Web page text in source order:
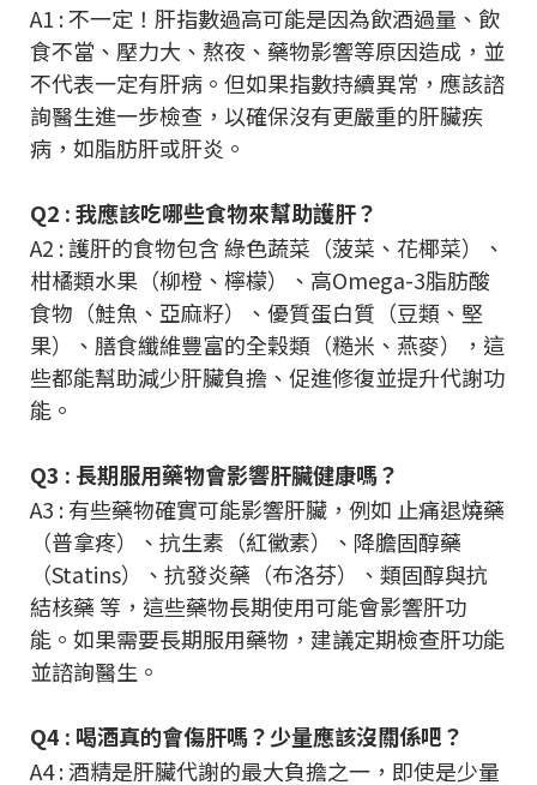
A1 : 不一定！肝指數過高可能是因為飲酒過量、飲
食不當、壓力大、熬夜、藥物影響等原因造成，並
不代表一定有肝病。但如果指數持續異常，應該諮
詢醫生進一步檢查，以確保沒有更嚴重的肝臟疾
病，如脂肪肝或肝炎。
Q2 : 我應該吃哪些食物來幫助護肝？
A2 : 護肝的食物包含 綠色蔬菜（菠菜、花椰菜）、
柑橘類水果（柳橙、檸檬）、高Omega-3脂肪酸
食物（鮭魚、亞麻籽）、優質蛋白質（豆類、堅
果）、膳食纖維豐富的全穀類（糙米、燕麥），這
些都能幫助減少肝臟負擔、促進修復並提升代謝功
能。
Q3 : 長期服用藥物會影響肝臟健康嗎？
A3 : 有些藥物確實可能影響肝臟，例如 止痛退燒藥
（普拿疼）、抗生素（紅黴素）、降膽固醇藥
（Statins）、抗發炎藥（布洛芬）、類固醇與抗
結核藥 等，這些藥物長期使用可能會影響肝功
能。如果需要長期服用藥物，建議定期檢查肝功能
並諮詢醫生。
Q4 : 喝酒真的會傷肝嗎？少量應該沒關係吧？
A4 : 酒精是肝臟代謝的最大負擔之一，即使是少量